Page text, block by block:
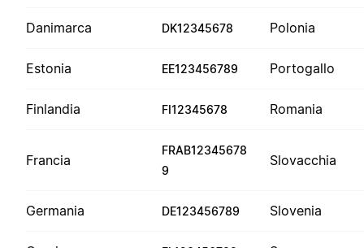
Danimarca DK12345678 Polonia
Estonia EE123456789 Portogallo
Finlandia FI12345678 Romania
Francia
FRAB12345678
9
Slovacchia
Germania DE123456789 Slovenia